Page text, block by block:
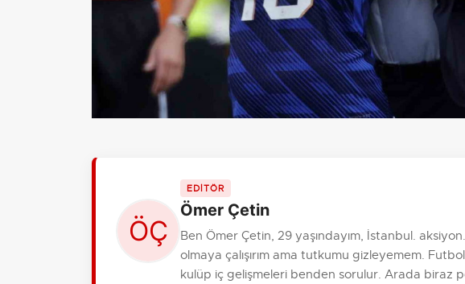
EDİTÖR
Ömer Çetin
Ben Ömer Çetin, 29 yaşındayım, İstanbul.
olmaya çalışırım ama tutkumu gizleyemem.
kulüp iç gelişmeleri benden sorulur. Arada biraz